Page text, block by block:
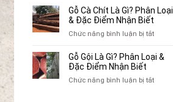
Lôi
Cũ
Tại
Truyện
Tranh,
Tạp
Giá
Tại
10
Địa
Mua
Quần
Cũ
Gỗ Cà Chít Là Gì? Phân Loại
& Đặc Điểm Nhận Biết
Chức năng bình luận bị tắtở
Cà
Gì?
Gỗ Gội Là Gì? Phân Loại &
Đặc Điểm Nhận Biết
Chức năng bình luận bị tắtở